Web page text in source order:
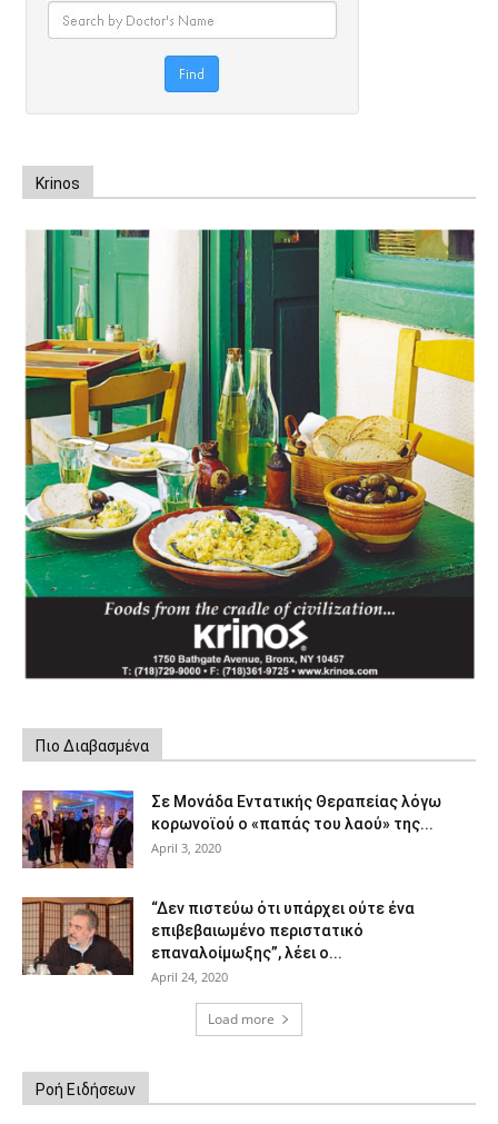
Krinos
Πιο Διαβασμένα
Σε Μονάδα Εντατικής Θεραπείας λόγω
κορωνοϊού ο «παπάς του λαού» της...
April 3, 2020
“Δεν πιστεύω ότι υπάρχει ούτε ένα
επιβεβαιωμένο περιστατικό
επαναλοίμωξης”, λέει ο...
April 24, 2020
Load more
Ροή Ειδήσεων